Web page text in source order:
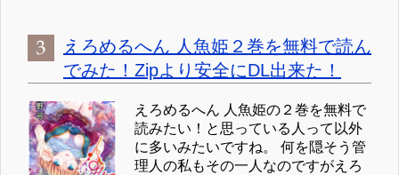
えろめるへん 人魚姫２巻を無料で読ん
でみた！Zipより安全にDL出来た！
えろめるへん 人魚姫の２巻を無料で
読みたい！と思っている人って以外
に多いみたいですね。 何を隠そう管
理人の私もその一人なのですがえろ